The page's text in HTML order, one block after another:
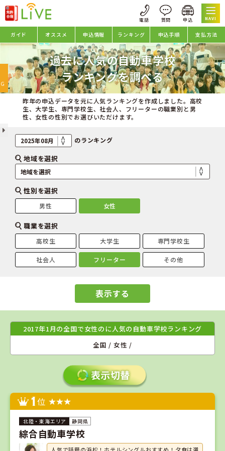
NAVI
ガイド オススメ 申込情報 ランキング 申込手順 支払方法
過去に人気の自動車学校
ランキングを調べる
昨年の申込データを元に人気ランキングを作成しました。高校
生、大学生、専門学校生、社会人、フリーターの職業別と男
性、女性の性別でお選びいただけます。
のランキング
地域を選択
性別を選択
男性 女性
職業を選択
高校生 大学生 専門学校生
社会人 フリーター その他
表示する
2017年1月の全国で女性のに人気の自動車学校ランキング
全国 / 女性 /
1位
静岡県
綜合自動車学校
人気で話題の浜松！ホテルシングルおすすめ！夕食は選